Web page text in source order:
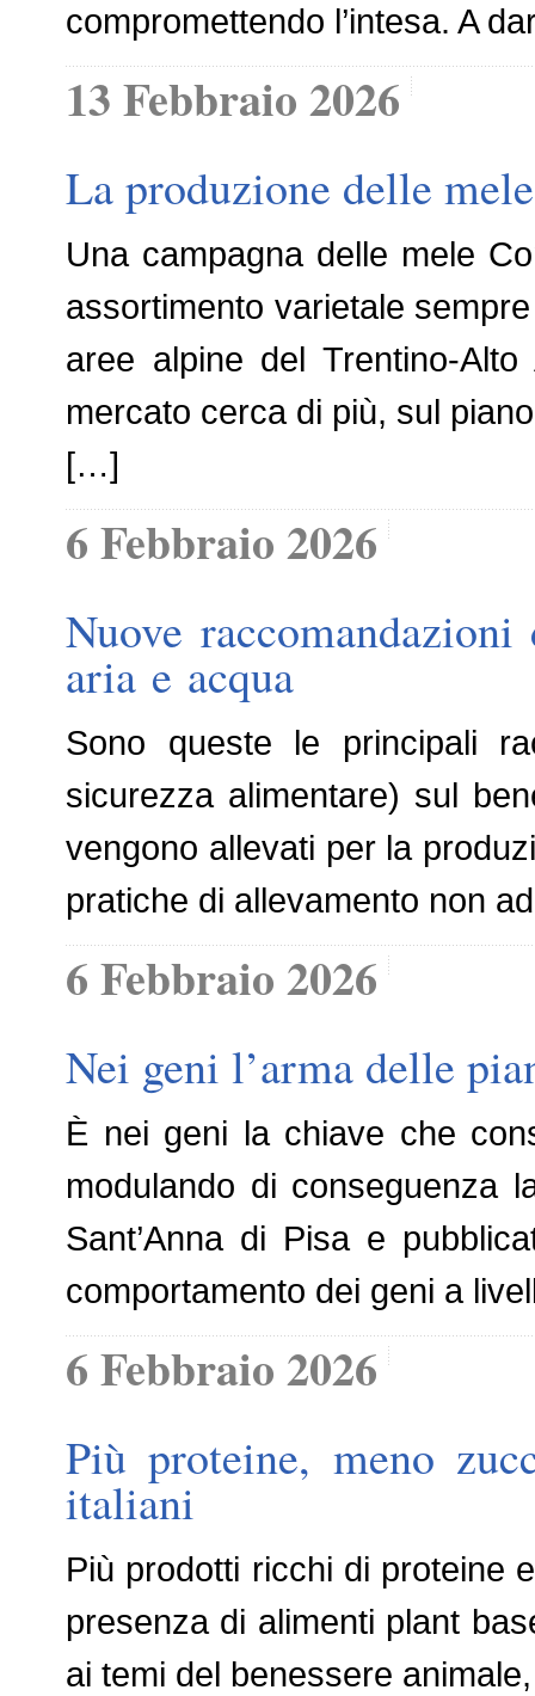
compromettendo l’intesa. A
13 Febbraio 2026
La produzione delle
Una campagna delle mele
assortimento varietale
aree alpine del Trentino-
mercato cerca di più, sul
[…]
6 Febbraio 2026
Nuove
aria e acqua
Sono queste le principali
sicurezza alimentare) sul
vengono allevati per la
pratiche di allevamento non
6 Febbraio 2026
Nei geni l’arma delle
È nei geni la chiave che
modulando di conseguenza
Sant’Anna di Pisa e
comportamento dei geni a
6 Febbraio 2026
Più proteine, meno
italiani
Più prodotti ricchi di proteine
presenza di alimenti plant
ai temi del benessere